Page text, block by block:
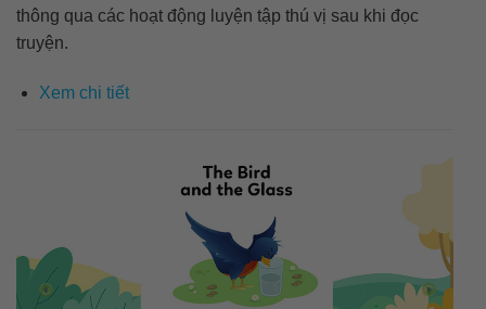
thông qua các hoạt động luyện tập thú vị sau khi đọc
truyện.
Xem chi tiết